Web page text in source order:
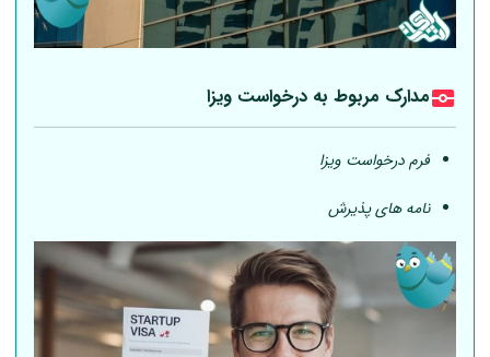
مدارک مربوط به درخواست ویزا
فرم درخواست ویزا
نامه های پذیرش